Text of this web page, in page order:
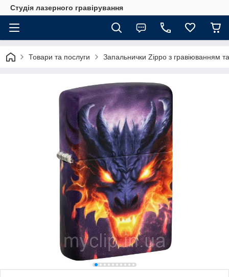
Студія лазерного гравірування
Товари та послуги Запальнички Zippo з гравіюванням